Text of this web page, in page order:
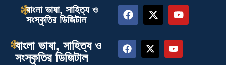
বাংলা ভাষা, সাহিত্য ও
সংস্কৃতির ডিজিটাল
বাংলা ভাষা, সাহিত্য ও
সংস্কৃতির ডিজিটাল